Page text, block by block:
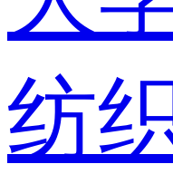
纺